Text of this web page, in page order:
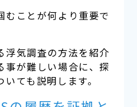
むことが何より重要で
浮気調査の方法を紹介
事が難しい場合に、探
ても説明します。